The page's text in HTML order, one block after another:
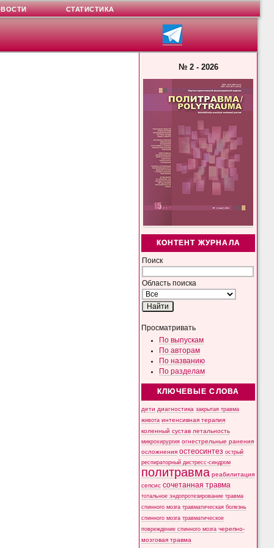
№ 2 - 2026
КОНТЕНТ ЖУРНАЛА
Поиск
Область поиска
Просматривать
По выпускам
По авторам
По названию
По разделам
КЛЮЧЕВЫЕ СЛОВА
дети диагностика закрытая травма
живота интенсивная терапия
коленный сустав летальность
микрохирургия огнестрельные ранения
осложнения остеосинтез острый
респираторный дистресс-синдром
политравма реабилитация
сепсис сочетанная травма
тотальное эндопротезирование травма
спинного мозга травматическая болезнь
спинного мозга травматическое
повреждение спинного мозга черепно-
мозговая травма
СТАТИСТИКА